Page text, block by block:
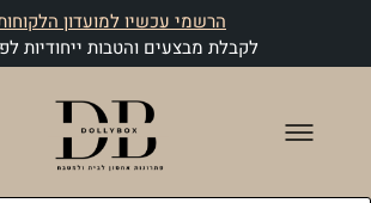
הרשמי עכשיו למועדון
לקבלת מבצעים והטבות ייחודיות